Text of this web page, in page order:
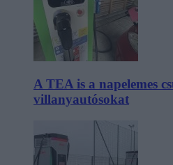
A TEA is a napelemes
villanyautósokat